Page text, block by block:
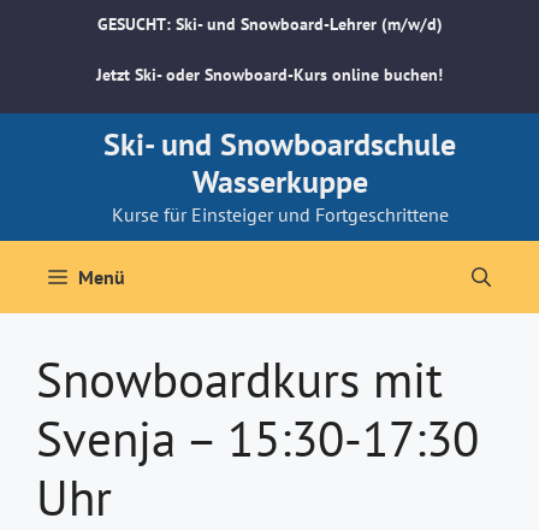
GESUCHT: Ski- und Snowboard-Lehrer (m/w/d)
Jetzt Ski- oder Snowboard-Kurs online buchen!
Ski- und Snowboardschule
Wasserkuppe
Kurse für Einsteiger und Fortgeschrittene
Menü
Snowboardkurs mit
Svenja – 15:30-17:30
Uhr